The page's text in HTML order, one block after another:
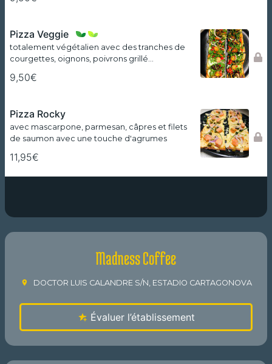
Pizza Veggie
totalement végétalien avec des tranches de
courgettes, oignons, poivrons grillé…
9,50€
Pizza Rocky
avec mascarpone, parmesan, câpres et filets
de saumon avec une touche d'agrumes
11,95€
Madness Coffee
DOCTOR LUIS CALANDRE S/N, ESTADIO CARTAGONOVA
Évaluer l’établissement